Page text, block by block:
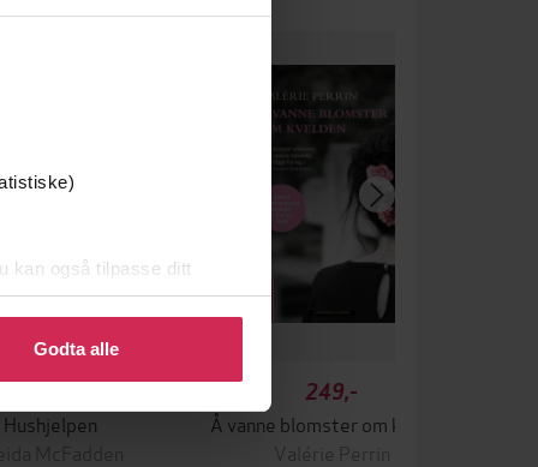
kan også tilpasse ditt
eller endre ditt samtykke.
Godta alle
Hushjelpen
McFadden
249,-
Valérie Perrin